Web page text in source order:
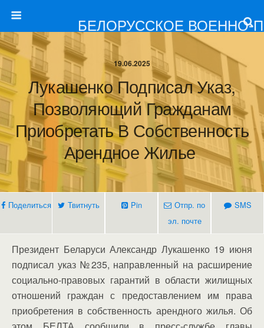
БЕЛОРУССКОЕ ВОЕННО-
19.06.2025
Лукашенко Подписал Указ,
Позволяющий Гражданам
Приобретать В Собственность
Арендное Жилье
Поделиться Твитнуть Pin
Отпр. по
эл. почте
SMS
Президент Беларуси Александр Лукашенко 19 июня
подписал указ №235, направленный на расширение
социально-правовых гарантий в области жилищных
отношений граждан с предоставлением им права
приобретения в собственность арендного жилья. Об